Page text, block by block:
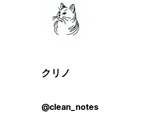
クリノ
@clean_notes